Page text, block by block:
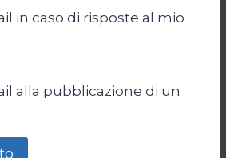
in caso di risposte al mio
alla pubblicazione di un